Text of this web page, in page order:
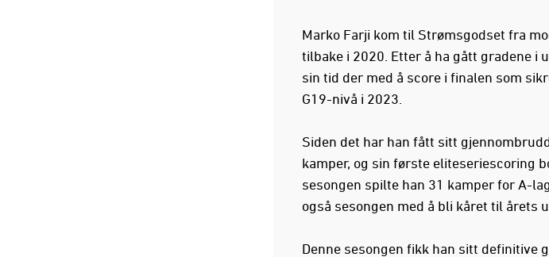
Marko Farji kom til Strømsgodset fra
tilbake i 2020. Etter å ha gått gradene i
sin tid der med å score i finalen som
G19-nivå i 2023.
Siden det har han fått sitt
kamper, og sin første eliteseriescoring
sesongen spilte han 31 kamper for A-
også sesongen med å bli kåret til årets
Denne sesongen fikk han sitt definitive